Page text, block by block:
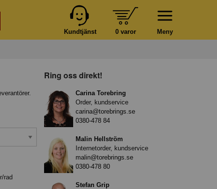
Meny
0 varor
Kundtjänst
rad
Ring oss direkt!
Carina Torebring
Order, kundservice
carina@torebrings.se
0380-478 84
Malin Hellström
Internetorder, kundservice
malin@torebrings.se
0380-478 80
Stefan Grip